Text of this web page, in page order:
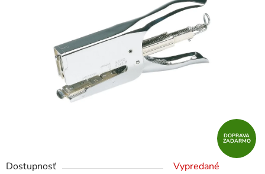
Dostupnosť
Vypredané
DOPRAVA
ZADARMO